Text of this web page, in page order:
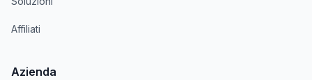
Affiliati
Azienda